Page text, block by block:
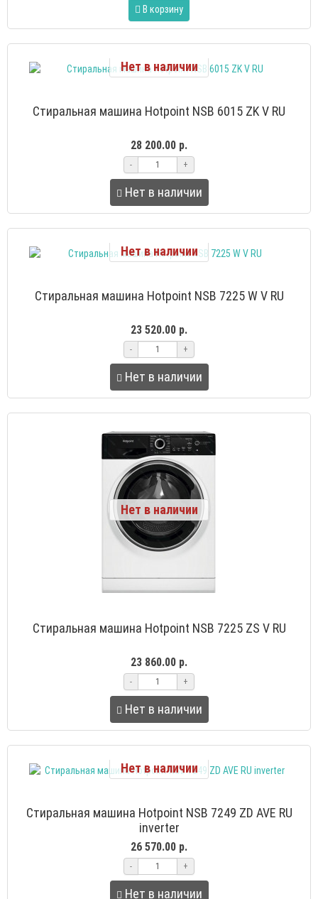
В корзину
Нет в наличии
Стиральная машина Hotpoint NSB 6015 ZK V RU
28 200.00 р.
- +
Нет в наличии
Нет в наличии
Стиральная машина Hotpoint NSB 7225 W V RU
23 520.00 р.
- +
Нет в наличии
Нет в наличии
Стиральная машина Hotpoint NSB 7225 ZS V RU
23 860.00 р.
- +
Нет в наличии
Нет в наличии
Стиральная машина Hotpoint NSB 7249 ZD AVE RU
inverter
26 570.00 р.
- +
Нет в наличии